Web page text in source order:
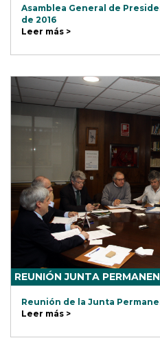
Asamblea General de
de 2016
Leer más >
REUNIÓN JUNTA
Reunión de la Junta
Leer más >